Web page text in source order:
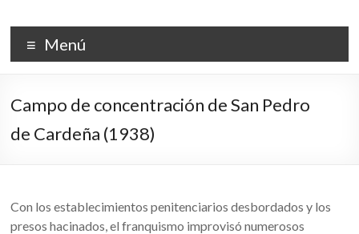
contenido
PALACIO DE LA ISLA
Menú
Campo de concentración de San Pedro
de Cardeña (1938)
Con los establecimientos penitenciarios desbordados y los
presos hacinados, el franquismo improvisó numerosos